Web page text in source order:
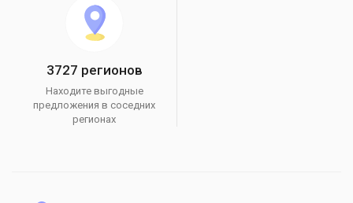
3727 регионов
Находите выгодные
предложения в соседних
регионах